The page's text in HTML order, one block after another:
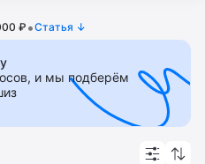
работающие в режиме
центр по работе
дизайна и
программирования,
Получите помощь в
локаций, подборе и
к маркетинговым
материалам. В
₽ •Cтатья ↓
и мы подберём